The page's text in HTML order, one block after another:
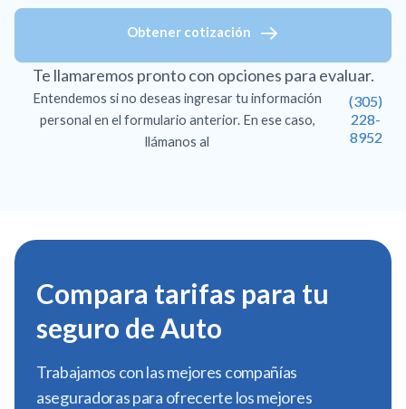
Obtener cotización
Te llamaremos pronto con opciones para evaluar.
Entendemos si no deseas ingresar tu información
personal en el formulario anterior. En ese caso,
llámanos al
(305)
228-
8952
Compara tarifas para tu
seguro de Auto
Trabajamos con las mejores compañías
aseguradoras para ofrecerte los mejores